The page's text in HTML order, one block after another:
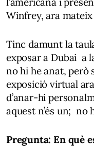
Winfrey, ara
Tinc damunt la
exposar a Dubai a
no hi he anat, però
exposició virtual
d’anar-hi
aquest n’és un; no
Pregunta: En què